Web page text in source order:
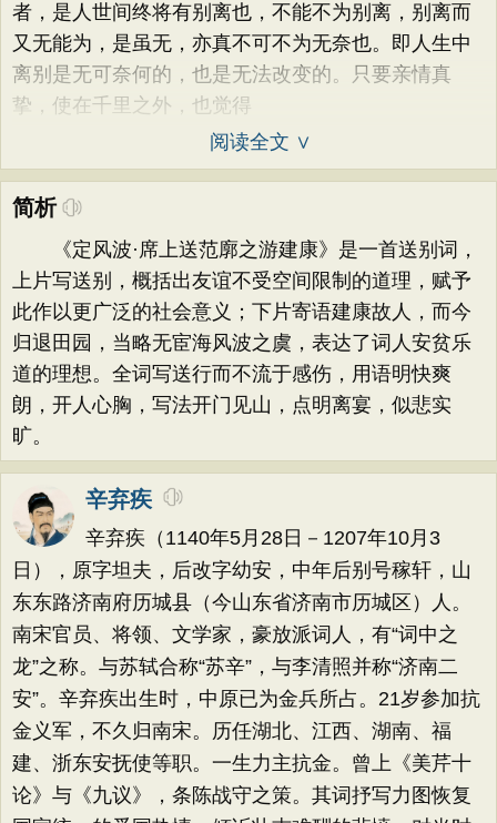
者，是人世间终将有别离也，不能不为别离，别离而
又无能为，是虽无，亦真不可不为无奈也。即人生中
离别是无可奈何的，也是无法改变的。只要亲情真
挚，使在千里之外，也觉得
阅读全文 ∨
简析
《定风波·席上送范廓之游建康》是一首送别词，
上片写送别，概括出友谊不受空间限制的道理，赋予
此作以更广泛的社会意义；下片寄语建康故人，而今
归退田园，当略无宦海风波之虞，表达了词人安贫乐
道的理想。全词写送行而不流于感伤，用语明快爽
朗，开人心胸，写法开门见山，点明离宴，似悲实
旷。
辛弃疾
辛弃疾（1140年5月28日－1207年10月3
日），原字坦夫，后改字幼安，中年后别号稼轩，山
东东路济南府历城县（今山东省济南市历城区）人。
南宋官员、将领、文学家，豪放派词人，有“词中之
龙”之称。与苏轼合称“苏辛”，与李清照并称“济南二
安”。辛弃疾出生时，中原已为金兵所占。21岁参加抗
金义军，不久归南宋。历任湖北、江西、湖南、福
建、浙东安抚使等职。一生力主抗金。曾上《美芹十
论》与《九议》，条陈战守之策。其词抒写力图恢复